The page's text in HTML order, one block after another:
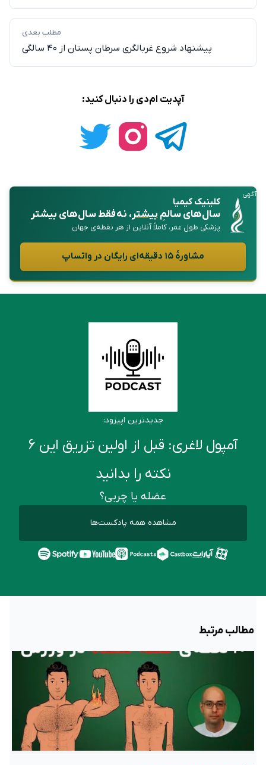
مطلب بعدی
پیشنهاد شروع غربالگری سرطان پستان از ۴۰ سالگی
آپدیت ام‌دی را دنبال کنید:
آگهی
کلینیک کیمیا
سال‌های سالمِبیشتر، نه فقط سال‌های بیشتر
پزشکی طول عمر، کاملاً آنلاین از هر نقطه‌ی جهان
مشاورهٔ ۱۵ دقیقه‌ای رایگان در واتساپ
جدیدترین اپیزود:
آمپول لاغری: قبل از اولین تزریق این ۶
نکته را بدانید
عضله یا چربی؟
مشاهده همه پادکست‌ها
مطالب مرتبط